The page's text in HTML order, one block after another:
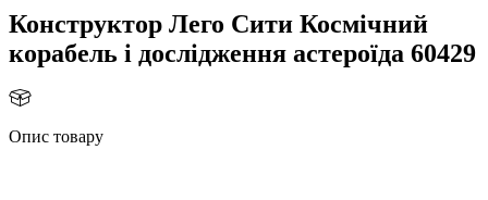
Конструктор Лего Сити Космічний
корабель і дослідження астероїда 60429
Опис товару